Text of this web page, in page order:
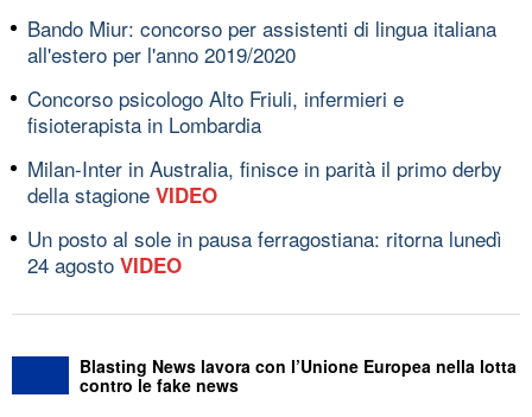
Bando Miur: concorso per assistenti di lingua italiana
all'estero per l'anno 2019/2020
Concorso psicologo Alto Friuli, infermieri e
fisioterapista in Lombardia
Milan-Inter in Australia, finisce in parità il primo derby
della stagione VIDEO
Un posto al sole in pausa ferragostiana: ritorna lunedì
24 agosto VIDEO
Blasting News lavora con l’Unione Europea nella lotta
contro le fake news